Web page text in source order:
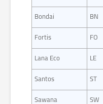
Bondai BN
Fortis FO
Lana Eco LE
Santos ST
Sawana SW